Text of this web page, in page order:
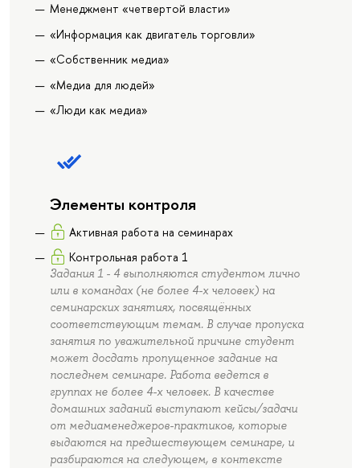
Менеджмент «четвертой власти»
«Информация как двигатель торговли»
«Собственник медиа»
«Медиа для людей»
«Люди как медиа»
Элементы контроля
Активная работа на семинарах
Контрольная работа 1
Задания 1 - 4 выполняются студентом лично
или в командах (не более 4-х человек) на
семинарских занятиях, посвящённых
соответствующим темам. В случае пропуска
занятия по уважительной причине студент
может досдать пропущенное задание на
последнем семинаре. Работа ведется в
группах не более 4-х человек. В качестве
домашних заданий выступают кейсы/задачи
от медиаменеджеров-практиков, которые
выдаются на предшествующем семинаре, и
разбираются на следующем, в контексте